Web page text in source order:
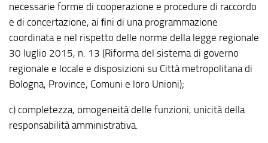
necessarie forme di cooperazione e procedure di raccordo
e di concertazione, ai ﬁni di una programmazione
coordinata e nel rispetto delle norme della legge regionale
30 luglio 2015, n. 13 (Riforma del sistema di governo
regionale e locale e disposizioni su Città metropolitana di
Bologna, Province, Comuni e loro Unioni);
c) completezza, omogeneità delle funzioni, unicità della
responsabilità amministrativa.